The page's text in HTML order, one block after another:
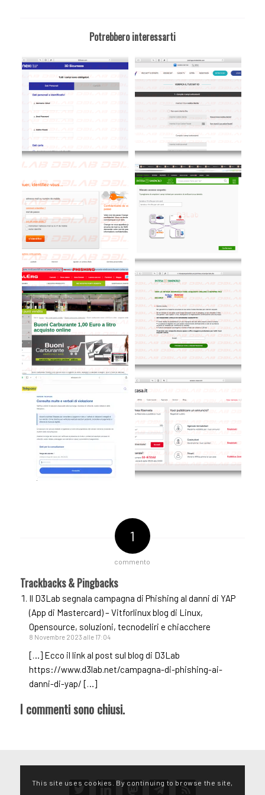
Potrebbero interessarti
1
commento
Trackbacks & Pingbacks
Il D3Lab segnala campagna di Phishing al danni di YAP
(App di Mastercard) – Vitforlinux blog di Linux,
Opensource, soluzioni, tecnodeliri e chiacchere
8 Novembre 2023 alle 17:04
[…] Ecco il link al post sul blog di D3Lab
https://www.d3lab.net/campagna-di-phishing-ai-
danni-di-yap/ […]
I commenti sono chiusi.
twitterlinkedinmastodontelegramrss
This site uses cookies. By continuing to browse the site,